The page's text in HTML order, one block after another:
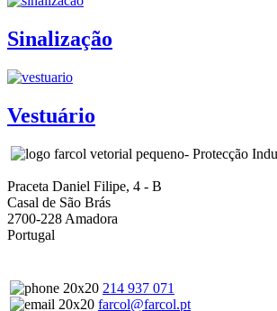
Sinalização
Vestuário
- Protecção
Praceta Daniel Filipe, 4 - B
Casal de São Brás
2700-228 Amadora
Portugal
214 937 071
farcol@farcol.pt